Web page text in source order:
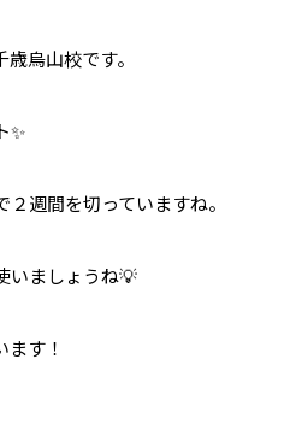
烏山校です。
✨
週間を切っていますね。
いましょうね💡
す！